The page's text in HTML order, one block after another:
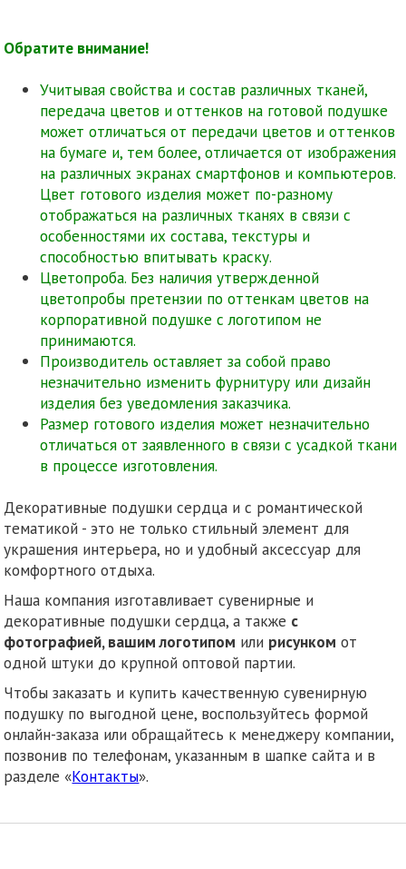
Обратите внимание!
Учитывая свойства и состав различных тканей,
передача цветов и оттенков на готовой подушке
может отличаться от передачи цветов и оттенков
на бумаге и, тем более, отличается от изображения
на различных экранах смартфонов и компьютеров.
Цвет готового изделия может по-разному
отображаться на различных тканях в связи с
особенностями их состава, текстуры и
способностью впитывать краску.
Цветопроба. Без наличия утвержденной
цветопробы претензии по оттенкам цветов на
корпоративной подушке с логотипом не
принимаются.
Производитель оставляет за собой право
незначительно изменить фурнитуру или дизайн
изделия без уведомления заказчика.
Размер готового изделия может незначительно
отличаться от заявленного в связи с усадкой ткани
в процессе изготовления.
Декоративные подушки сердца и с романтической
тематикой - это не только стильный элемент для
украшения интерьера, но и удобный аксессуар для
комфортного отдыха.
Наша компания изготавливает сувенирные и
декоративные подушки сердца, а также с
фотографией, вашим логотипом или рисунком от
одной штуки до крупной оптовой партии.
Чтобы заказать и купить качественную сувенирную
подушку по выгодной цене, воспользуйтесь формой
онлайн-заказа или обращайтесь к менеджеру компании,
позвонив по телефонам, указанным в шапке сайта и в
разделе «Контакты».